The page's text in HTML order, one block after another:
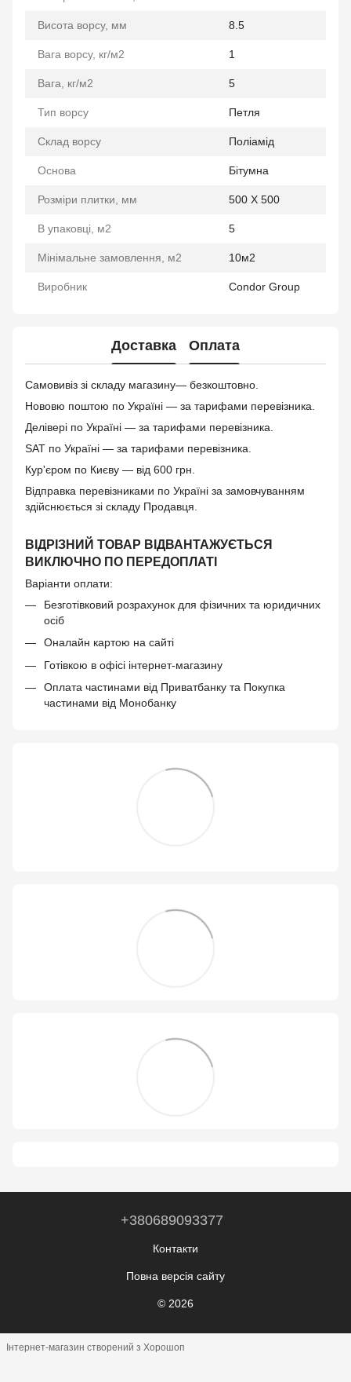
Висота ворсу, мм 8.5
Вага ворсу, кг/м2 1
Вага, кг/м2 5
Тип ворсу Петля
Склад ворсу Поліамід
Основа Бітумна
Розміри плитки, мм 500 Х 500
В упаковці, м2 5
Мінімальне замовлення, м2 10м2
Виробник Condor Group
Доставка Оплата
Самовивіз зі складу магазину— безкоштовно.
Нововю поштою по Україні — за тарифами перевізника.
Делівері по Україні — за тарифами перевізника.
SAT по Україні — за тарифами перевізника.
Кур'єром по Києву — від 600 грн.
Відправка перевізниками по Україні за замовчуванням
здійснюється зі складу Продавця.
ВІДРІЗНИЙ ТОВАР ВІДВАНТАЖУЄТЬСЯ
ВИКЛЮЧНО ПО ПЕРЕДОПЛАТІ
Варіанти оплати:
Безготівковий розрахунок для фізичних та юридичних
осіб
Оналайн картою на сайті
Готівкою в офісі інтернет-магазину
Оплата частинами від Приватбанку та Покупка
частинами від Монобанку
+380689093377
Контакти
Повна версія сайту
© 2026
Інтернет-магазин створений з Хорошоп